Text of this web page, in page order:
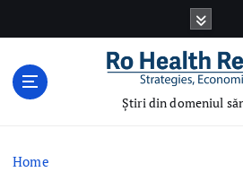
Știri din domeniul
Home